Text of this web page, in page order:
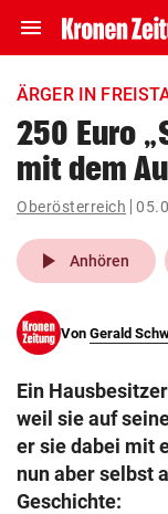
menu Navigation
ein-/
account_circle Anmelden
pin_drop
Wien
search
eingeben
ÄRGER IN
250 Euro
mit dem
Oberösterreich
play_arrow Anhören
Von Gerald
Ein
weil sie auf
er sie dabei mit
nun aber selbst
Geschichte: